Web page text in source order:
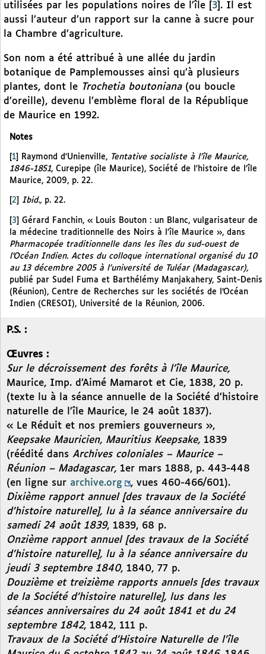
utilisées par les populations noires de l’île
3 . Il est
aussi l’auteur d’un rapport sur la canne à sucre pour
la Chambre d’agriculture.
Son nom a été attribué à une allée du jardin
botanique de Pamplemousses ainsi qu’à plusieurs
plantes, dont le Trochetia boutoniana(ou boucle
d’oreille), devenu l’emblème floral de la République
de Maurice en 1992.
Notes
[1] Raymond d’Unienville, Tentative socialiste à l’île Maurice,
1846-1851, Curepipe (île Maurice), Société de l’histoire de l’île
Maurice, 2009, p. 22.
2 Ibid., p. 22.
[3] Gérard Fanchin, « Louis Bouton : un Blanc, vulgarisateur de
la médecine traditionnelle des Noirs à l’île Maurice », dans
Pharmacopée traditionnelle dans les îles du sud-ouest de
l’Océan Indien. Actes du colloque international organisé du 10
au 13 décembre 2005 à l’université de Tuléar (Madagascar),
publié par Sudel Fuma et Barthélémy Manjakahery, Saint-Denis
(Réunion), Centre de Recherches sur les sociétés de l’Océan
Indien (CRESOI), Université de la Réunion, 2006.
P.S. :
Œuvres :
Sur le décroissement des forêts à l’île Maurice,
Maurice, Imp. d’Aimé Mamarot et Cie, 1838, 20 p.
(texte lu à la séance annuelle de la Société d’histoire
naturelle de l’île Maurice, le 24 août 1837).
« Le Réduit et nos premiers gouverneurs »,
Keepsake Mauricien, Mauritius Keepsake, 1839
(réédité dans Archives coloniales – Maurice –
Réunion – Madagascar, 1er mars 1888, p. 443-448
(en ligne sur archive.org
, vues 460-466/601).
Dixième rapport annuel [des travaux de la Société
d’histoire naturelle], lu à la séance anniversaire du
samedi 24 août 1839, 1839, 68 p.
Onzième rapport annuel [des travaux de la Société
d’histoire naturelle], lu à la séance anniversaire du
jeudi 3 septembre 1840, 1840, 77 p.
Douzième et treizième rapports annuels [des travaux
de la Société d’histoire naturelle], lus dans les
séances anniversaires du 24 août 1841 et du 24
septembre 1842, 1842, 111 p.
Travaux de la Société d’Histoire Naturelle de l’île